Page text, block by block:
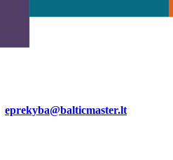
eprekyba@balticmaster.lt